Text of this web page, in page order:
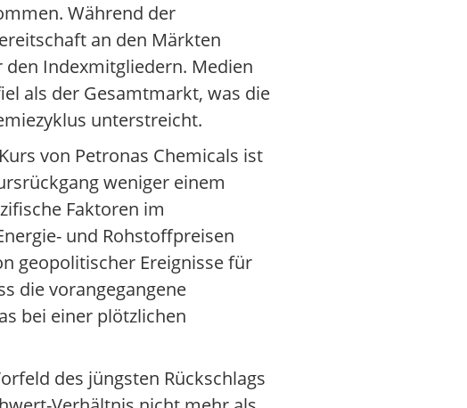
Während der
an den Märkten
Indexmitgliedern. Medien
als der Gesamtmarkt, was die
unterstreicht.
von Petronas Chemicals ist
weniger einem
Faktoren im
und Rohstoffpreisen
geopolitischer Ereignisse für
die vorangegangene
bei einer plötzlichen
des jüngsten Rückschlags